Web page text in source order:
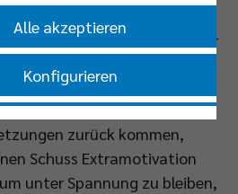
zu können.“ Über seine
hinaus ist der 2.14-Meter-
anderer Hinsicht wertvoll für
ist einer, der bei jedem
mit riesigem Elan dabei ist.
zurück kommen,
Schuss Extramotivation
unter Spannung zu bleiben,
Alle akzeptieren
Konfigurieren
Cookies akzeptieren
|Datenschutzerklärung